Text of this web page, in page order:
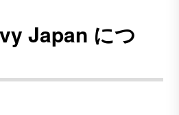
Japan につ